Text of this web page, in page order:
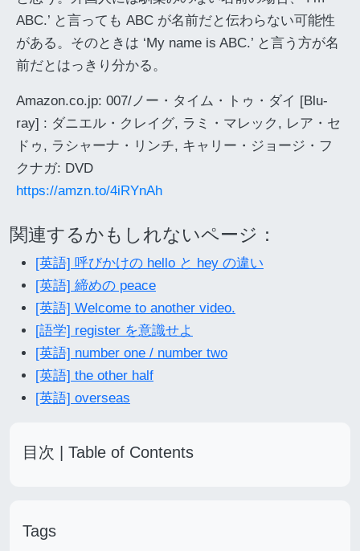
ABC.’ と言っても ABC が名前だと伝わらない可能性
がある。そのときは ‘My name is ABC.’ と言う方が名
前だとはっきり分かる。
Amazon.co.jp: 007/ノー・タイム・トゥ・ダイ [Blu-
ray] : ダニエル・クレイグ, ラミ・マレック, レア・セ
ドゥ, ラシャーナ・リンチ, キャリー・ジョージ・フ
クナガ: DVD
https://amzn.to/4iRYnAh
関連するかもしれないページ：
[英語] 呼びかけの hello と hey の違い
[英語] 締めの peace
[英語] Welcome to another video.
[語学] register を意識せよ
[英語] number one / number two
[英語] the other half
[英語] overseas
目次 | Table of Contents
Tags